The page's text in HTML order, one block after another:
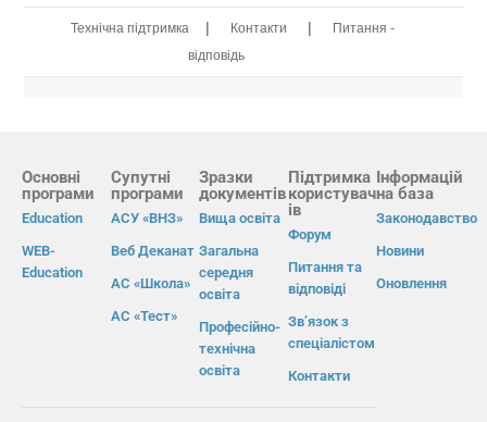
Технічна підтримка | Контакти |
Питання -
відповідь
Основні
програми
Education
WEB-
Education
Супутні
програми
АСУ «ВНЗ»
Веб Деканат
АС «Школа»
АС «Тест»
Зразки
документів
Вища освіта
Загальна
середня
освіта
Професійно-
технічна
освіта
Підтримка
користувач
ів
Форум
Питання та
відповіді
Зв’язок з
спеціалістом
Контакти
Інформацій
на база
Законодавство
Новини
Оновлення